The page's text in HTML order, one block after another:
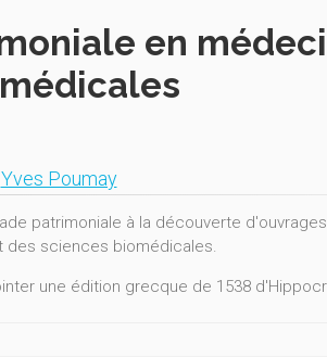
en
Yves Poumay
patrimoniale à la découverte
des sciences biomédicales.
une édition grecque de 1538